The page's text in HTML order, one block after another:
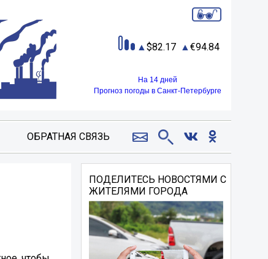
82.17 94.84
На 14 дней
Прогноз погоды в Санкт-Петербурге
ОБРАТНАЯ СВЯЗЬ
ПОДЕЛИТЕСЬ НОВОСТЯМИ С
ЖИТЕЛЯМИ ГОРОДА